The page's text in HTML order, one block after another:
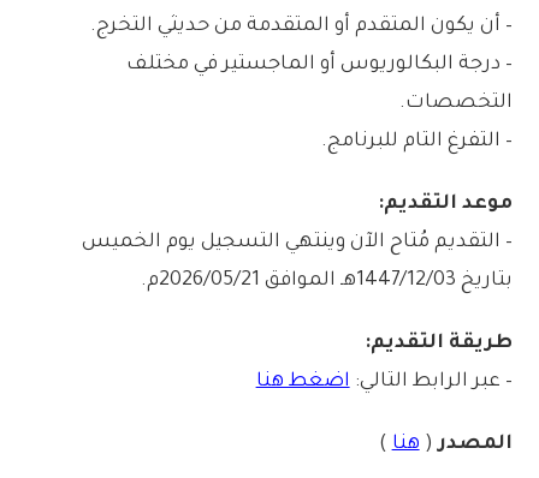
– أن يكون المتقدم أو المتقدمة من حديثي التخرج.
– درجة البكالوريوس أو الماجستير في مختلف
التخصصات.
– التفرغ التام للبرنامج.
موعد التقديم:
– التقديم مُتاح الآن وينتهي التسجيل يوم الخميس
بتاريخ 1447/12/03هـ الموافق 2026/05/21م.
طريقة التقديم:
– عبر الرابط التالي: اضغط هنا
المصدر( هنا )